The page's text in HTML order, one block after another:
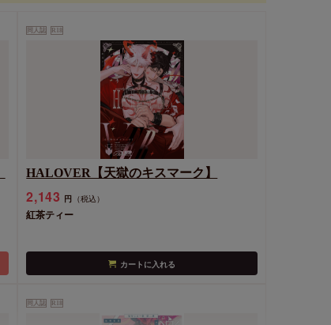
同人誌 R18
HALOVER【天獄のキスマーク】
2,143 円 （税込）
紅茶ティー
カートに入れる
同人誌 R18